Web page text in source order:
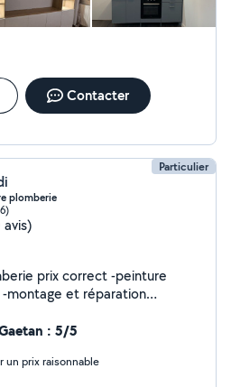
Contacter
Particulier
plomberie
avis)
correct -peinture
vasque-meuble évier-
ballon d'eau chaude-
: 5/5
un prix raisonnable